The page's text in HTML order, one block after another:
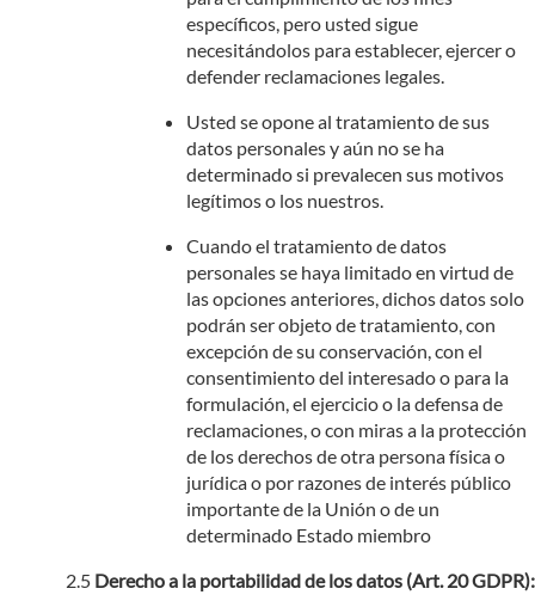
específicos, pero usted sigue
necesitándolos para establecer, ejercer o
defender reclamaciones legales.
Usted se opone al tratamiento de sus
datos personales y aún no se ha
determinado si prevalecen sus motivos
legítimos o los nuestros.
Cuando el tratamiento de datos
personales se haya limitado en virtud de
las opciones anteriores, dichos datos solo
podrán ser objeto de tratamiento, con
excepción de su conservación, con el
consentimiento del interesado o para la
formulación, el ejercicio o la defensa de
reclamaciones, o con miras a la protección
de los derechos de otra persona física o
jurídica o por razones de interés público
importante de la Unión o de un
determinado Estado miembro
Derecho a la portabilidad de los datos (Art. 20 GDPR):